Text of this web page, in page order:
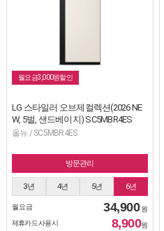
월요금3,000원할인
LG 스타일러 오브제컬렉션(2026 NE
W, 5벌, 샌드베이지) SC5MBR4ES
올뉴 / SC5MBR4ES
방문관리
3년 4년 5년 6년
월 요금 34,900 원
제휴카드 사용시
8,900원